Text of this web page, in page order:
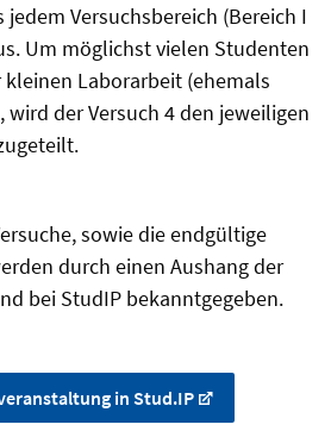
Versuchsbereich (Bereich I
Um möglichst vielen Studenten
Laborarbeit (ehemals
wird der Versuch 4 den jeweiligen
sowie die endgültige
durch einen Aushang der
bei StudIP bekanntgegeben.
in Stud.IP